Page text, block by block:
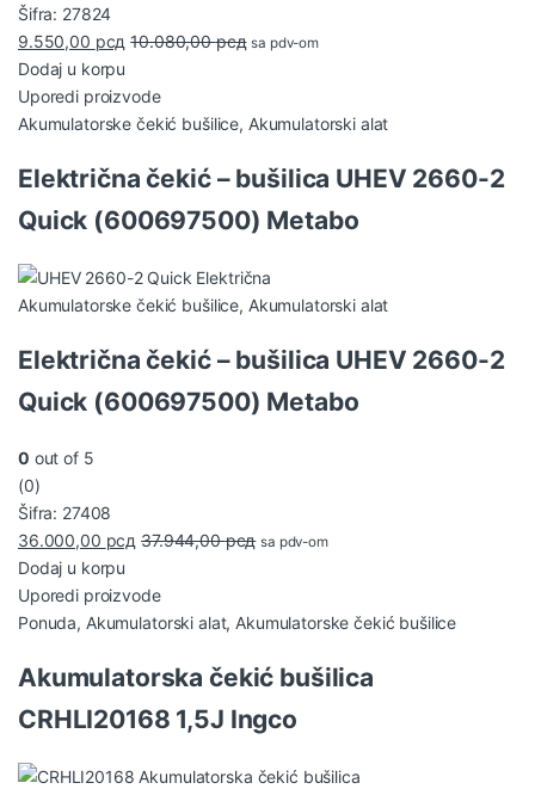
Šifra: 27824
9.550,00 рсд 10.080,00рсд sa pdv-om
Dodaj u korpu
Uporedi proizvode
Akumulatorske čekić bušilice, Akumulatorski alat
Električna čekić – bušilica UHEV 2660-2
Quick (600697500) Metabo
Akumulatorske čekić bušilice, Akumulatorski alat
Električna čekić – bušilica UHEV 2660-2
Quick (600697500) Metabo
0 out of 5
(0)
Šifra: 27408
36.000,00 рсд 37.944,00рсд sa pdv-om
Dodaj u korpu
Uporedi proizvode
Ponuda, Akumulatorski alat, Akumulatorske čekić bušilice
Akumulatorska čekić bušilica
CRHLI20168 1,5J Ingco